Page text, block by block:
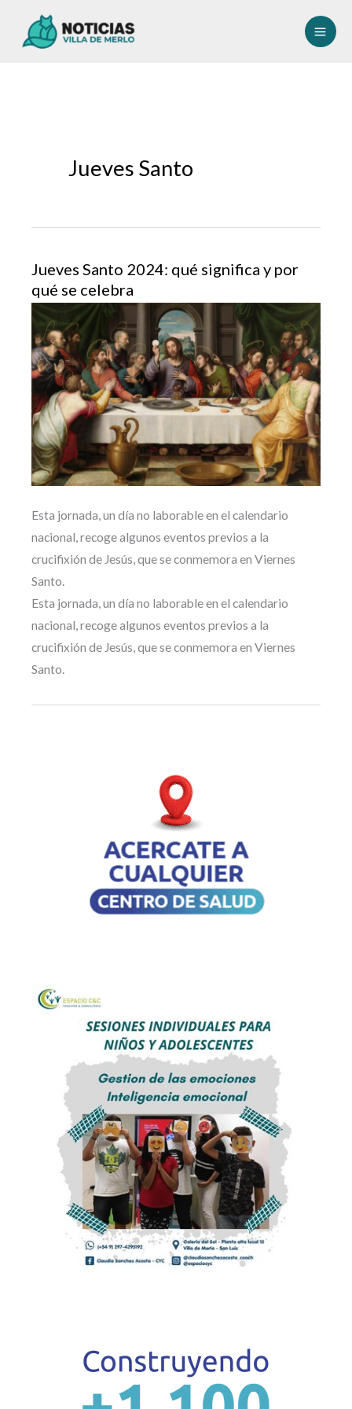
Jueves Santo
Jueves Santo 2024: qué significa y por
qué se celebra
Esta jornada, un día no laborable en el calendario
nacional, recoge algunos eventos previos a la
crucifixión de Jesús, que se conmemora en Viernes
Santo.
Esta jornada, un día no laborable en el calendario
nacional, recoge algunos eventos previos a la
crucifixión de Jesús, que se conmemora en Viernes
Santo.